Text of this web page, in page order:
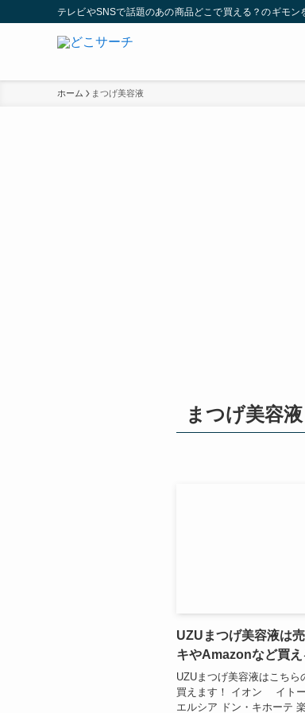
テレビやSNSで話題のあの商品どこで買える？のギモ
ホーム まつげ美容液
まつげ美容液
UZUまつげ美容液は
キやAmazonなど買え
UZUまつげ美容液はこち
買えます！ イオン イト
エルシア ドン・キホー